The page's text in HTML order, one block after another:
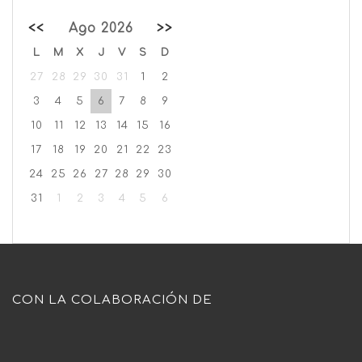
<< Ago 2026 >>
L M X J V S D
27 28 29 30 31 1 2
3 4 5 6 7 8 9
10 11 12 13 14 15 16
17 18 19 20 21 22 23
24 25 26 27 28 29 30
31 1 2 3 4 5 6
CON LA COLABORACIÓN DE